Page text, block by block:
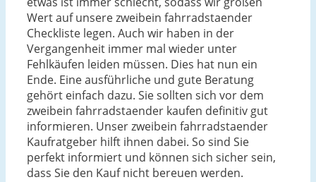
Wert auf unsere zweibein fahrradstaender
Checkliste legen. Auch wir haben in der
Vergangenheit immer mal wieder unter
Fehlkäufen leiden müssen. Dies hat nun ein
Ende. Eine ausführliche und gute Beratung
gehört einfach dazu. Sie sollten sich vor dem
zweibein fahrradstaender kaufen definitiv gut
informieren. Unser zweibein fahrradstaender
Kaufratgeber hilft ihnen dabei. So sind Sie
perfekt informiert und können sich sicher sein,
dass Sie den Kauf nicht bereuen werden.